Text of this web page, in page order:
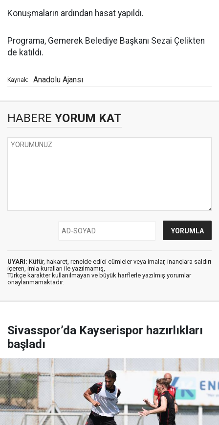
Konuşmaların ardından hasat yapıldı.
Programa, Gemerek Belediye Başkanı Sezai Çelikten
de katıldı.
Kaynak: Anadolu Ajansı
HABERE YORUM KAT
UYARI: Küfür, hakaret, rencide edici cümleler veya imalar, inançlara saldırı
içeren, imla kuralları ile yazılmamış,
Türkçe karakter kullanılmayan ve büyük harflerle yazılmış yorumlar
onaylanmamaktadır.
Sivasspor’da Kayserispor hazırlıkları
başladı